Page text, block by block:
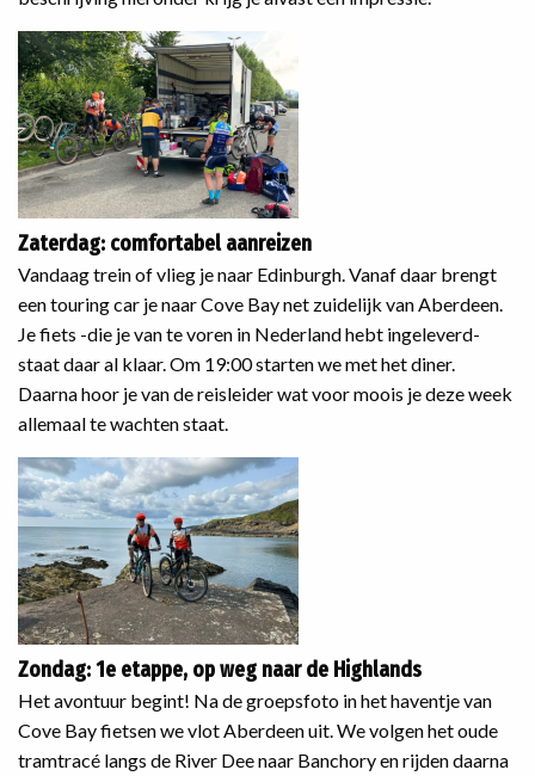
Zaterdag: comfortabel aanreizen
Vandaag trein of vlieg je naar Edinburgh. Vanaf daar brengt
een touring car je naar Cove Bay net zuidelijk van Aberdeen.
Je fiets -die je van te voren in Nederland hebt ingeleverd-
staat daar al klaar. Om 19:00 starten we met het diner.
Daarna hoor je van de reisleider wat voor moois je deze week
allemaal te wachten staat.
Zondag: 1e etappe, op weg naar de Highlands
Het avontuur begint! Na de groepsfoto in het haventje van
Cove Bay fietsen we vlot Aberdeen uit. We volgen het oude
tramtracé langs de River Dee naar Banchory en rijden daarna